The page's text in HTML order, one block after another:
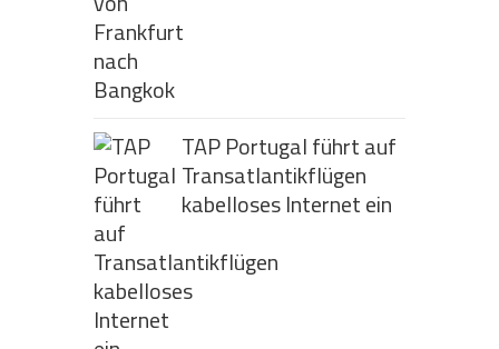
TAP Portugal führt auf
Transatlantikflügen
kabelloses Internet ein